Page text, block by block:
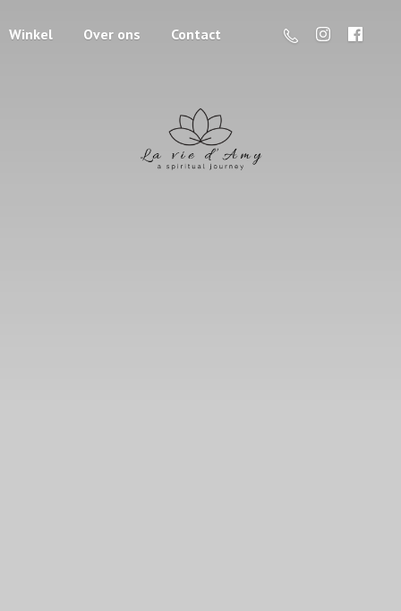
Winkel Over ons Contact